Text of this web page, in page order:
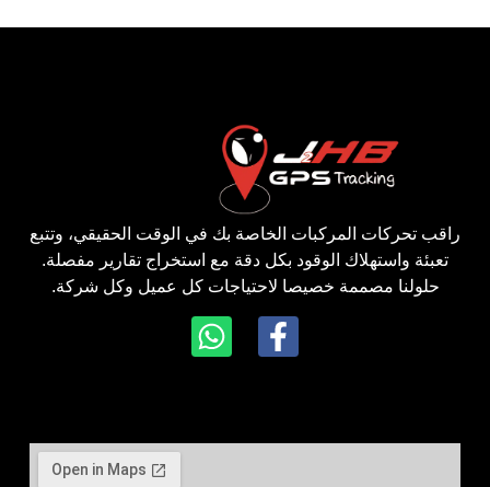
راقب تحركات المركبات الخاصة بك في الوقت الحقيقي، وتتبع
تعبئة واستهلاك الوقود بكل دقة مع استخراج تقارير مفصلة.
حلولنا مصممة خصيصا لاحتياجات كل عميل وكل شركة.